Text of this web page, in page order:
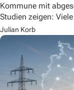
Kommune mit
Studien zeigen:
Julian Korb